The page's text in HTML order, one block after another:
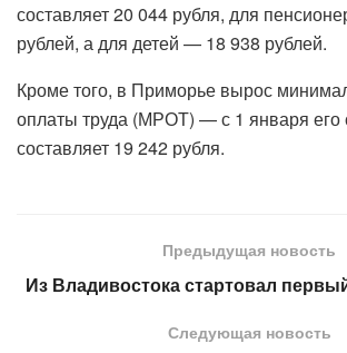
составляет 20 044 рубля, для
рублей, а для детей — 18 938 рублей.
Кроме того, в Приморье вырос
оплаты труда (МРОТ) — с 1 января его
составляет 19 242 рубля.
Предыдущая новость
Из Владивостока стартовал
Следующая новость